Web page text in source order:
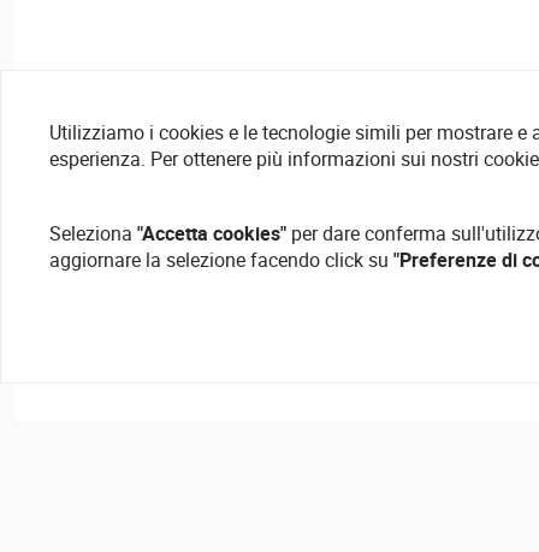
Utilizziamo i cookies e le tecnologie simili per mostrare
esperienza. Per ottenere più informazioni sui nostri
Seleziona "Accetta cookies" per dare conferma
aggiornare la selezione facendo click su "Preferenze di